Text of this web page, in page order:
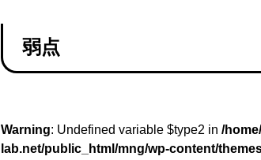
弱点
Warning: Undefined variable $type2 in /
lab.net/public_html/mng/wp-content/